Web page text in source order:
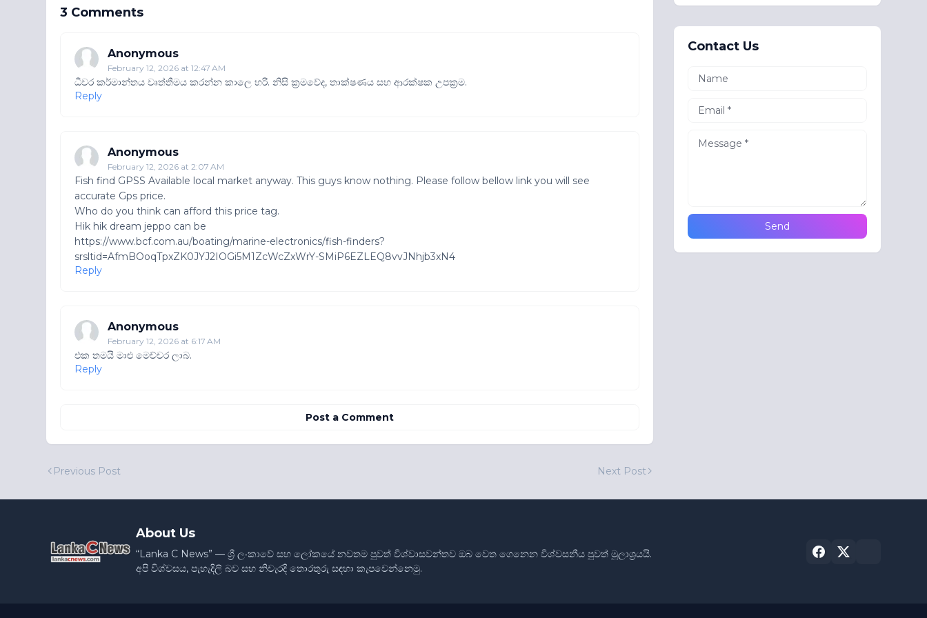
3 Comments
Anonymous
February 12, 2026 at 12:47 AM
ධීවර කර්මාන්තය වෘත්තීමය කරන්න කාලෙ හරි. නිසි ක්‍රමවේද, තාක්ෂණය සහ ආරක්ෂක උපක්‍රම.
Reply
Anonymous
February 12, 2026 at 2:07 AM
Fish find GPSS Available local market anyway. This guys know nothing. Please follow bellow link you will see
accurate Gps price.
Who do you think can afford this price tag.
Hik hik dream jeppo can be
https://www.bcf.com.au/boating/marine-electronics/fish-finders?
srsltid=AfmBOoqTpxZK0JYJ2IOGi5M1ZcWcZxWrY-SMiP6EZLEQ8vvJNhjb3xN4
Reply
Anonymous
February 12, 2026 at 6:17 AM
එක තමයි මාළු මෙච්චර ලාබ.
Reply
Post a Comment
Previous Post Next Post
Contact Us
About Us
“Lanka C News” — ශ්‍රී ලංකාවේ සහ ලෝකයේ නවතම පුවත් විශ්වාසවන්තව ඔබ වෙත ගෙනෙන විශ්වසනීය පුවත් මූලාශ්‍රයයි.
අපි විශ්වසය, පැහැදිලි බව සහ නිවැරදි තොරතුරු සඳහා කැපවෙන්නෙමු.